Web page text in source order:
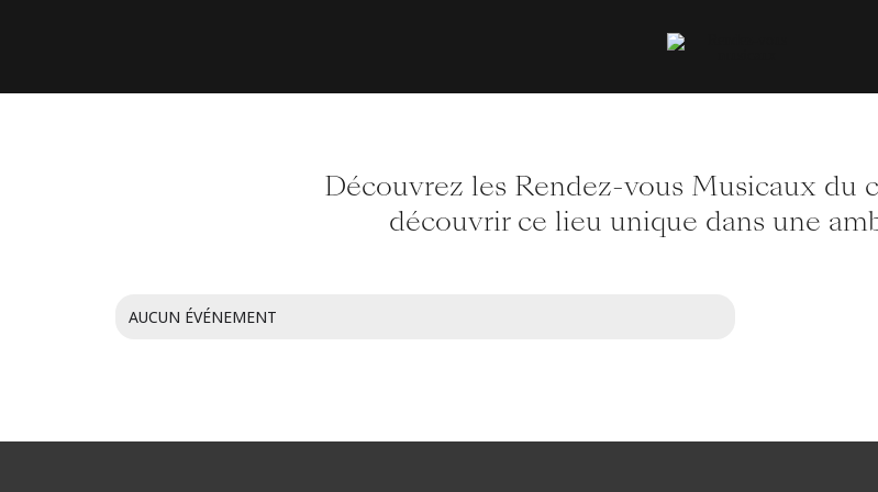
Découvrez les Rendez-vous Musicaux du
découvrir ce lieu unique dans une
AUCUN ÉVÉNEMENT